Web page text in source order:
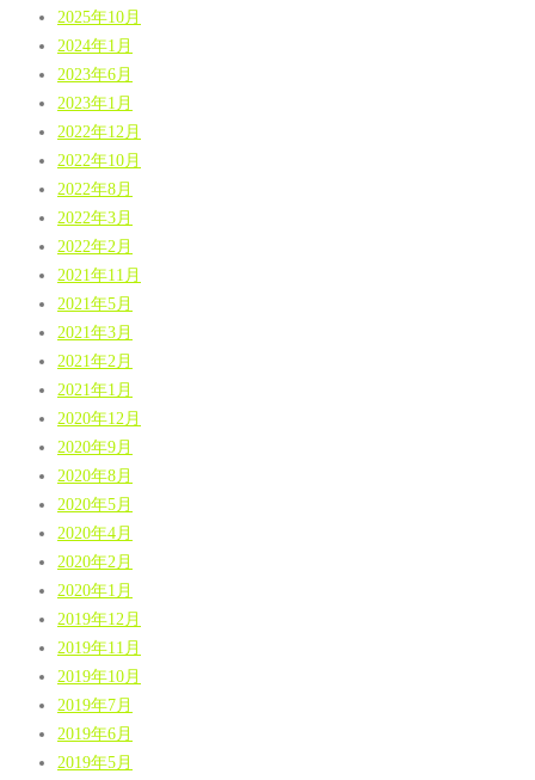
2025年10月
2024年1月
2023年6月
2023年1月
2022年12月
2022年10月
2022年8月
2022年3月
2022年2月
2021年11月
2021年5月
2021年3月
2021年2月
2021年1月
2020年12月
2020年9月
2020年8月
2020年5月
2020年4月
2020年2月
2020年1月
2019年12月
2019年11月
2019年10月
2019年7月
2019年6月
2019年5月